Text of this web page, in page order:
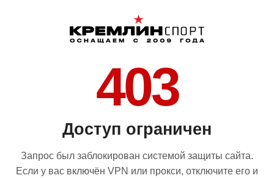
403
Доступ ограничен
Запрос был заблокирован системой защиты сайта.
Если у вас включён VPN или прокси, отключите его и